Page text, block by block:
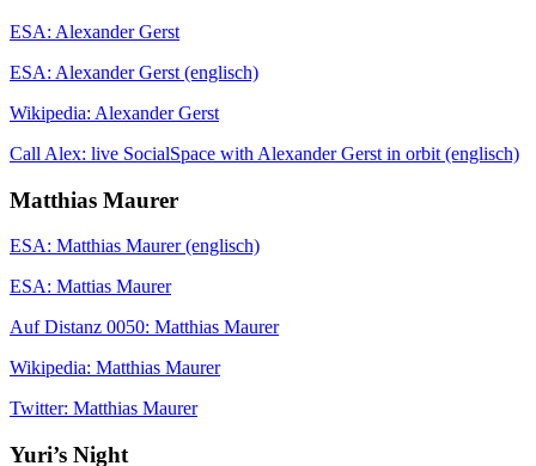
ESA: Alexander Gerst
ESA: Alexander Gerst (englisch)
Wikipedia: Alexander Gerst
Call Alex: live SocialSpace with Alexander Gerst in orbit (englisch)
Matthias Maurer
ESA: Matthias Maurer (englisch)
ESA: Mattias Maurer
Auf Distanz 0050: Matthias Maurer
Wikipedia: Matthias Maurer
Twitter: Matthias Maurer
Yuri’s Night